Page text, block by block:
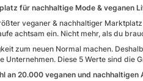
für nachhaltige Mode & veganen
veganer & nachhaltiger
achtsam ein. Nicht mehr, als du
zum neuen Normal machen.
Unternehmen. Diese 5 Werte sind
an 20.000 veganen und